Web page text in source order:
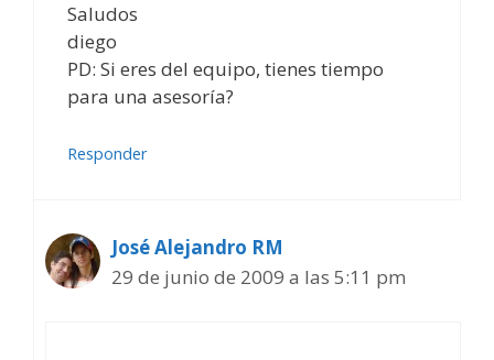
Saludos
diego
PD: Si eres del equipo, tienes tiempo
para una asesoría?
Responder
José Alejandro RM
29 de junio de 2009 a las 5:11 pm